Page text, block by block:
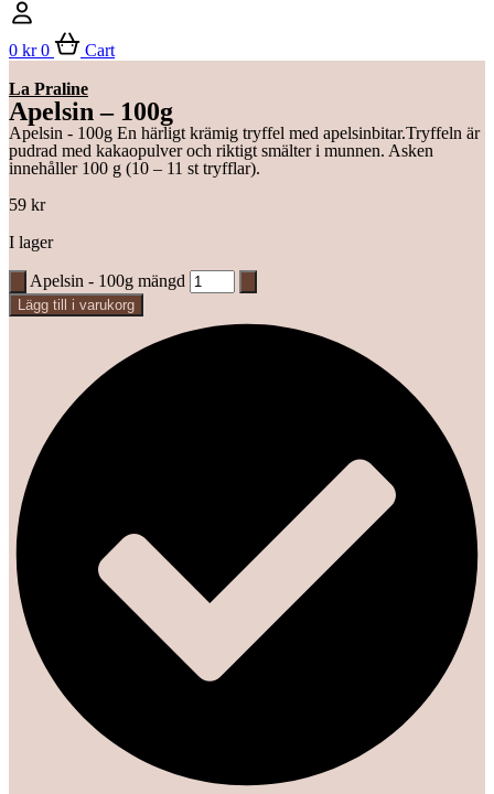
0 kr 0 Cart
La Praline
Apelsin – 100g
Apelsin - 100g En härligt krämig tryffel med apelsinbitar.Tryffeln är
pudrad med kakaopulver och riktigt smälter i munnen. Asken
innehåller 100 g (10 – 11 st tryfflar).
59 kr
I lager
Apelsin - 100g mängd
Lägg till i varukorg